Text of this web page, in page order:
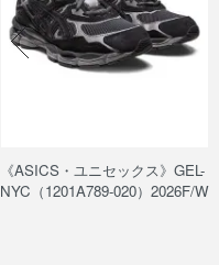
《ASICS・ユニセックス》GEL-
NYC（1201A789-020）2026F/W